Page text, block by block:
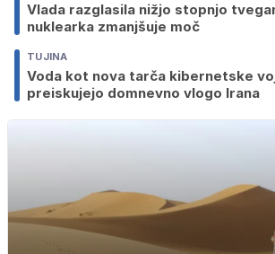
Vlada razglasila nižjo stopnjo
nuklearka zmanjšuje moč
TUJINA
Voda kot nova tarča kibernetske
preiskujejo domnevno vlogo Irana